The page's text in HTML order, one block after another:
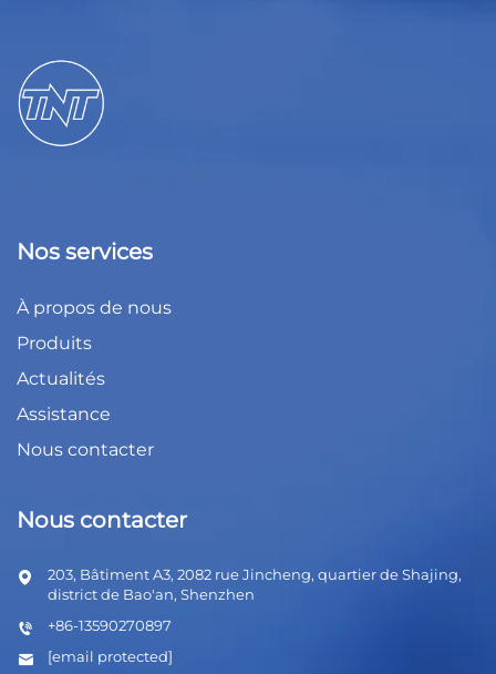
Nos services
À propos de nous
Produits
Actualités
Assistance
Nous contacter
Nous contacter
203, Bâtiment A3, 2082 rue Jincheng, quartier de Shajing,
district de Bao'an, Shenzhen
+86-13590270897
[email protected]